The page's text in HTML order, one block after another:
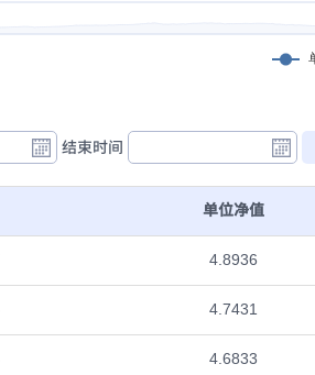
结束时间
单位净值
4.8936
4.7431
4.6833